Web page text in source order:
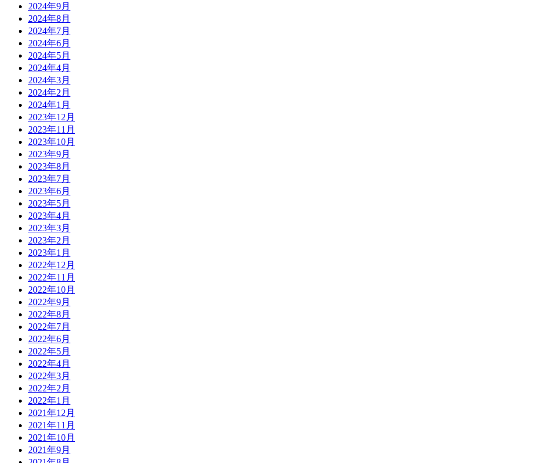
2024年9月
2024年8月
2024年7月
2024年6月
2024年5月
2024年4月
2024年3月
2024年2月
2024年1月
2023年12月
2023年11月
2023年10月
2023年9月
2023年8月
2023年7月
2023年6月
2023年5月
2023年4月
2023年3月
2023年2月
2023年1月
2022年12月
2022年11月
2022年10月
2022年9月
2022年8月
2022年7月
2022年6月
2022年5月
2022年4月
2022年3月
2022年2月
2022年1月
2021年12月
2021年11月
2021年10月
2021年9月